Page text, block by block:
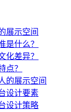
展示空间
是什么？
化差异？
点？
的展示空间
设计要素
设计策略